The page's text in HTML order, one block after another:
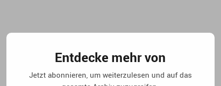
Entdecke mehr von
Jetzt abonnieren, um weiterzulesen und auf das